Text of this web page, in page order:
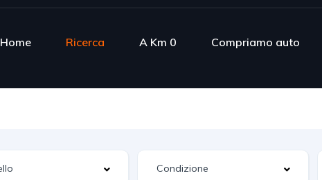
Home Ricerca A Km 0 Compriamo auto